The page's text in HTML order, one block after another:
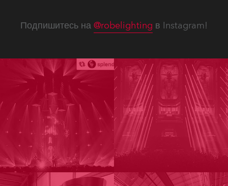
Подпишитесь на @robelighting в Instagram!